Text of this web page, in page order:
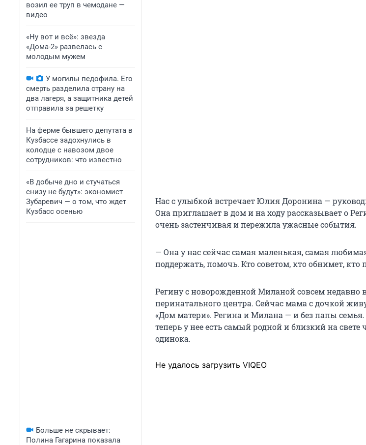
возил ее труп в чемодане —
видео
«Ну вот и всё»: звезда
«Дома-2» развелась с
молодым мужем
У могилы педофила. Его
смерть разделила страну на
два лагеря, а защитника детей
отправила за решетку
На ферме бывшего депутата в
Кузбассе задохнулись в
колодце с навозом двое
сотрудников: что известно
«В добыче дно и стучаться
снизу не будут»: экономист
Зубаревич — о том, что ждет
Кузбасс осенью
Больше не скрывает:
Полина Гагарина показала
Нас с улыбкой встречает Юлия Доронина —
Она приглашает в дом и на ходу рассказывает о
очень застенчивая и пережила ужасные события.
— Она у нас сейчас самая маленькая, самая
поддержать, помочь. Кто советом, кто обнимет,
Регину с новорожденной Миланой совсем недавно
перинатального центра. Сейчас мама с дочкой
«Дом матери». Регина и Милана — и без папы
теперь у нее есть самый родной и близкий на свете
одинока.
Не удалось загрузить VIQEO